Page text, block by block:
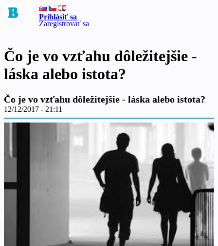
Prihlásiť sa
Zaregistrovať sa
Čo je vo vzťahu dôležitejšie -
láska alebo istota?
Čo je vo vzťahu dôležitejšie - láska alebo istota?
12/12/2017 - 21:11